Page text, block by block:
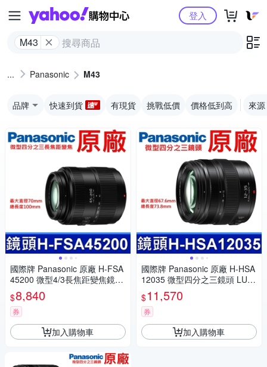
Yahoo購物中心
M43
登入
Panasonic M43
品牌 快速到貨 有現貨 挑戰低價 價格低到高 來源
國際牌 Panasonic 原廠 H-FSA
45200 微型4/3長焦距變焦鏡頭
LUMIX G X VARIO 45-200mm
單眼鏡頭 相機
$8,840
券
加入購物車
國際牌 Panasonic 原廠 H-HSA
12035 微型四分之三鏡頭 LUMI
X G X VARIO 12-35mm 相機
$11,570
券
加入購物車